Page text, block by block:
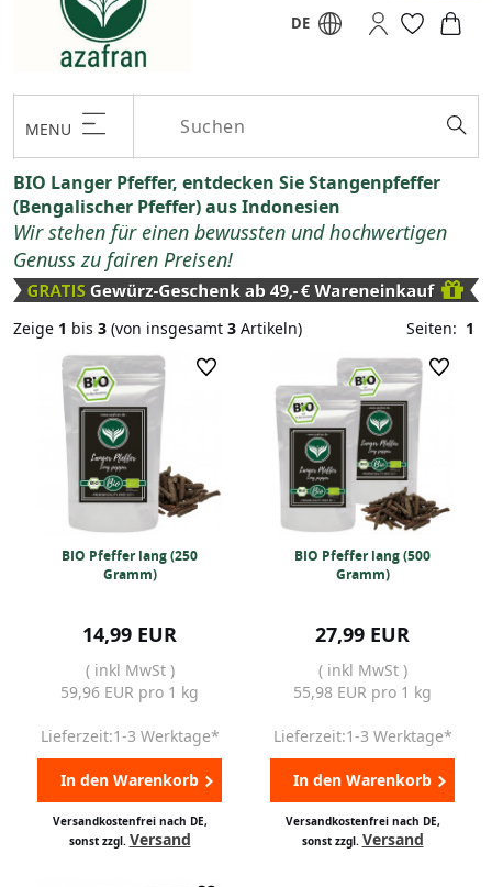
DE
MENU
BIO Langer Pfeffer, entdecken Sie Stangenpfeffer
(Bengalischer Pfeffer) aus Indonesien
Wir stehen für einen bewussten und hochwertigen
Genuss zu fairen Preisen!
Zeige 1 bis 3 (von insgesamt 3 Artikeln) Seiten: 1
BIO Pfeffer lang (250
Gramm)
14,99 EUR
( inkl MwSt )
59,96 EUR pro 1 kg
Lieferzeit:1-3 Werktage*
In den Warenkorb
Versandkostenfrei nach DE,
sonst zzgl. Versand
BIO Pfeffer lang (500
Gramm)
27,99 EUR
( inkl MwSt )
55,98 EUR pro 1 kg
Lieferzeit:1-3 Werktage*
In den Warenkorb
Versandkostenfrei nach DE,
sonst zzgl. Versand